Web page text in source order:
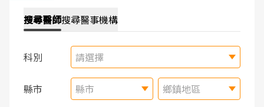
搜尋醫師搜尋醫事機構
科別 請選擇
縣市 縣市 鄉鎮地區